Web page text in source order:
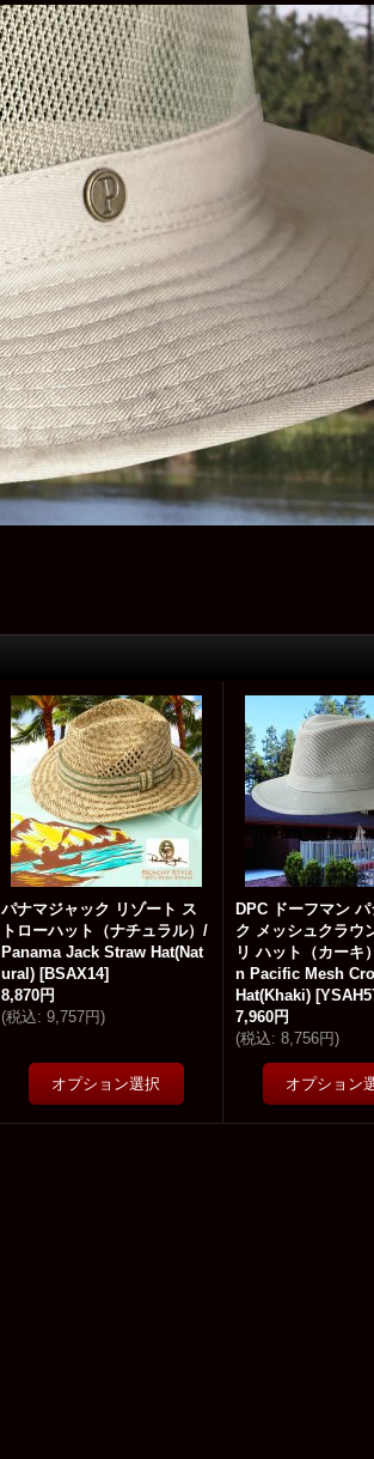
パナマジャック リゾート ス
トローハット（ナチュラル）/
Panama Jack Straw Hat(Nat
ural) [BSAX14]
8,870円
(税込: 9,757円)
DPC ドーフマン
ク メッシュクラウ
リ ハット（カーキ
n Pacific Mesh
Hat(Khaki) [
7,960円
(税込: 8,756円)